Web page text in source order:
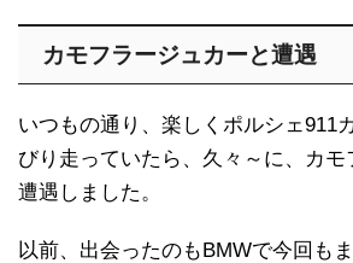
カモフラージュカーと遭遇
いつもの通り、楽しくポルシェ911
びり走っていたら、久々～に、カモ
遭遇しました。
以前、出会ったのもBMWで今回もま